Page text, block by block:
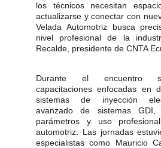
los técnicos necesitan
actualizarse y conectar con
Velada Automotriz busca
nivel profesional de la
Recalde, presidente de CNTA
Durante el encuentro
capacitaciones enfocadas en
sistemas de inyección
avanzado de sistemas GDI,
parámetros y uso
automotriz. Las jornadas
especialistas como Mauricio